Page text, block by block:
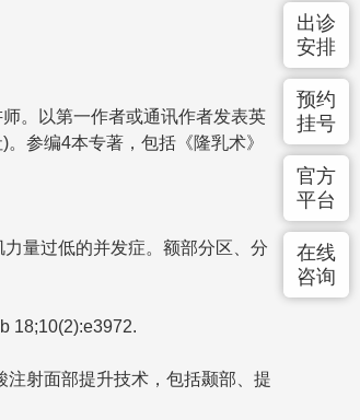
出诊
安排
预约
挂号
官方
平台
在线
咨询
。以第一作者或通讯作者发表英
参编4本专著，包括《隆乳术》
量过低的并发症。额部分区、分
18;10(2):e3972.
射面部提升技术，包括颞部、提